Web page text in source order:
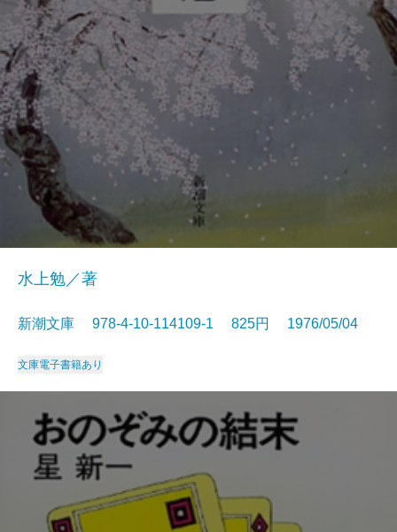
水上勉／著
新潮文庫 978-4-10-114109-1 825円 1976/05/04
文庫電子書籍あり